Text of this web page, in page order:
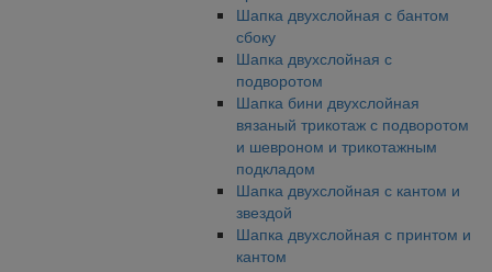
Шапка двухслойная с бантом
сбоку
Шапка двухслойная с
подворотом
Шапка бини двухслойная
вязаный трикотаж с подворотом
и шевроном и трикотажным
подкладом
Шапка двухслойная с кантом и
звездой
Шапка двухслойная с принтом и
кантом